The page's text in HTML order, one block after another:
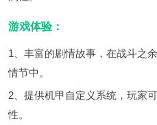
游戏体验：
1、丰富的剧情故事，在战斗之
情节中。
2、提供机甲自定义系统，玩家
性。